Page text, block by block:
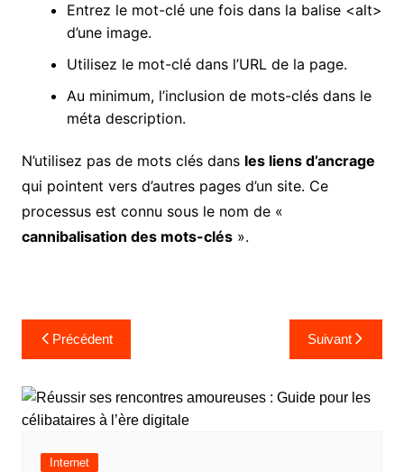
Entrez le mot-clé une fois dans la balise <alt>
d’une image.
Utilisez le mot-clé dans l’URL de la page.
Au minimum, l’inclusion de mots-clés dans le
méta description.
N’utilisez pas de mots clés dans les liens d’ancrage
qui pointent vers d’autres pages d’un site. Ce
processus est connu sous le nom de «
cannibalisation des mots-clés».
Navigation
de
l’article
Précédent Suivant
Internet